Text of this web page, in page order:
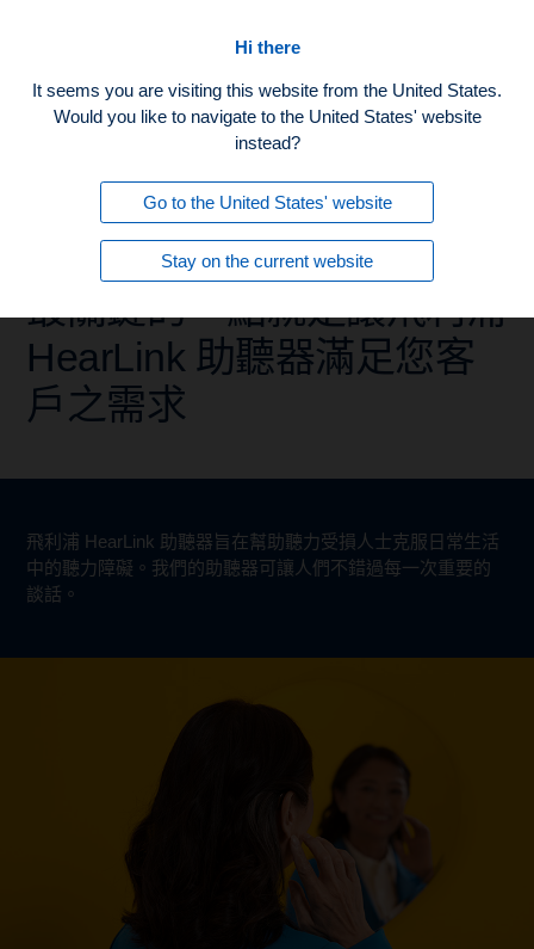
Hi there
It seems you are visiting this website from the United States.
Would you like to navigate to the United States' website
instead?
Go to the United States' website
Stay on the current website
最關鍵的一點就是讓飛利浦
HearLink 助聽器滿足您客
戶之需求
飛利浦 HearLink 助聽器旨在幫助聽力受損人士克服日常生活
中的聽力障礙。我們的助聽器可讓人們不錯過每一次重要的
談話。